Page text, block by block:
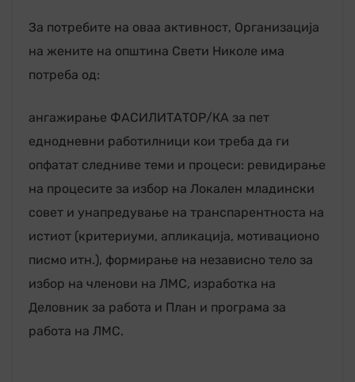
За потребите на оваа активност, Организација
на жените на општина Свети Николе има
потреба од:
ангажирање ФАСИЛИТАТОР/КА за пет
еднодневни работилници кои треба да ги
опфатат следниве теми и процеси: ревидирање
на процесите за избор на Локален младински
совет и унапредување на транспарентноста на
истиот (критериуми, апликација, мотивационо
писмо итн.), формирање на независно тело за
избор на членови на ЛМС, изработка на
Деловник за работа и План и програма за
работа на ЛМС.